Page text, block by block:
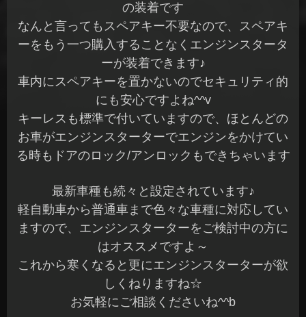
の装着です
なんと言ってもスペアキー不要なので、スペアキ
ーをもう一つ購入することなくエンジンスタータ
ーが装着できます♪
車内にスペアキーを置かないのでセキュリティ的
にも安心ですよね^^v
キーレスも標準で付いていますので、ほとんどの
お車がエンジンスターターでエンジンをかけてい
る時もドアのロック/アンロックもできちゃいます
最新車種も続々と設定されています♪
軽自動車から普通車まで色々な車種に対応してい
ますので、エンジンスターターをご検討中の方に
はオススメですよ～
これから寒くなると更にエンジンスターターが欲
しくねりますね☆
お気軽にご相談くださいね^^b